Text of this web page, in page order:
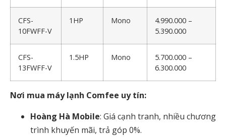
CFS-
10FWFF-V
1HP Mono
4.990.000 –
5.390.000
CFS-
13FWFF-V
1.5HP Mono
5.700.000 –
6.300.000
Nơi mua máy lạnh Comfee uy tín:
Hoàng Hà Mobile: Giá cạnh tranh, nhiều chương
trình khuyến mãi, trả góp 0%.